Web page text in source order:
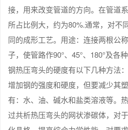
接，用来改变管道的方向。在管道
所占比例大，约为80%.通常，对不
同的成形工艺。用途：连接两根公
子，使管路作90°、45°、180°及各
钢热压弯头的硬度有以下几种方法
增加钢的强度和硬度，但要减少其
有：水、油、碱水和盐类溶液等。
过共析热压弯头的网状渗碳体，对